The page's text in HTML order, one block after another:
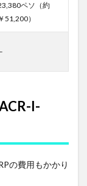
ペソ（約
￥51,200）
–
I-
の費用もかかり